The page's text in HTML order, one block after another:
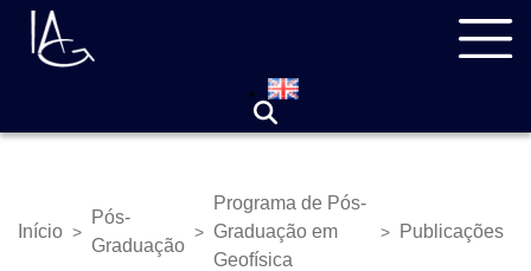
Pular
para
Trilha
Início >
Pós-
Graduação
>
Programa de Pós-
Graduação em
Geofísica
> Publicações